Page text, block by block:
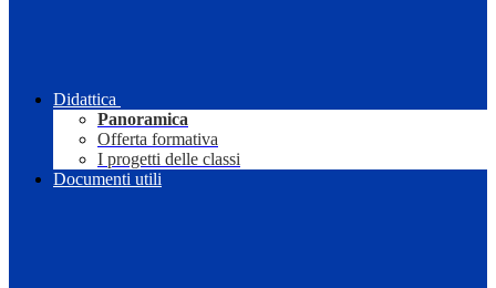
Didattica
Panoramica
Offerta formativa
I progetti delle classi
Documenti utili